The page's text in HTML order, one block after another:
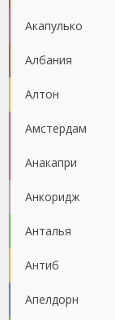
Акапулько
Албания
Алтон
Амстердам
Анакапри
Анкоридж
Анталья
Антиб
Апелдорн